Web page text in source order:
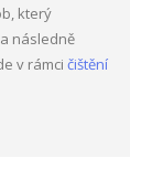
který
následně
v rámci čištění